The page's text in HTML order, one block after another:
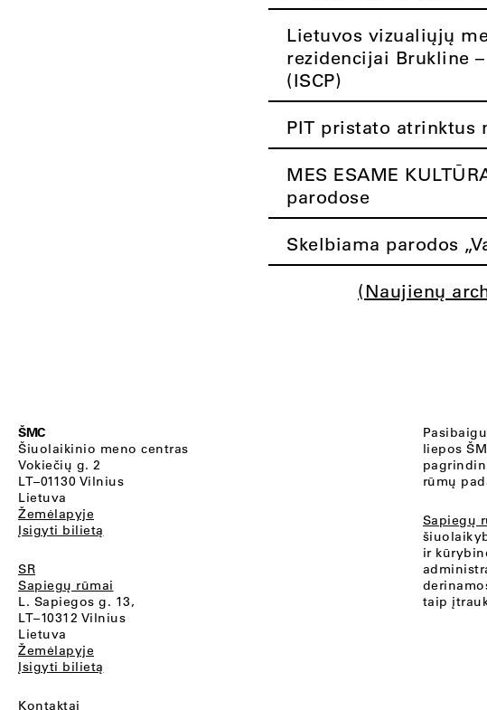
Lietuvos vizualiųjų
rezidencijai Brukline
(ISCP)
PIT pristato atrinktus
MES ESAME
parodose
Skelbiama parodos
(Naujienų
ŠMC
Šiuolaikinio meno centras
Vokiečių g. 2
LT–01130 Vilnius
Lietuva
Žemėlapyje
Įsigyti bilietą
SR
Sapiegų rūmai
L. Sapiegos g. 13,
LT–10312 Vilnius
Lietuva
Žemėlapyje
Įsigyti bilietą
Kontaktai
liepos
rūmų
Sapiegų
ir
taip